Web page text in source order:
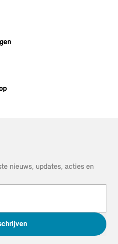
nieuws, updates, acties en